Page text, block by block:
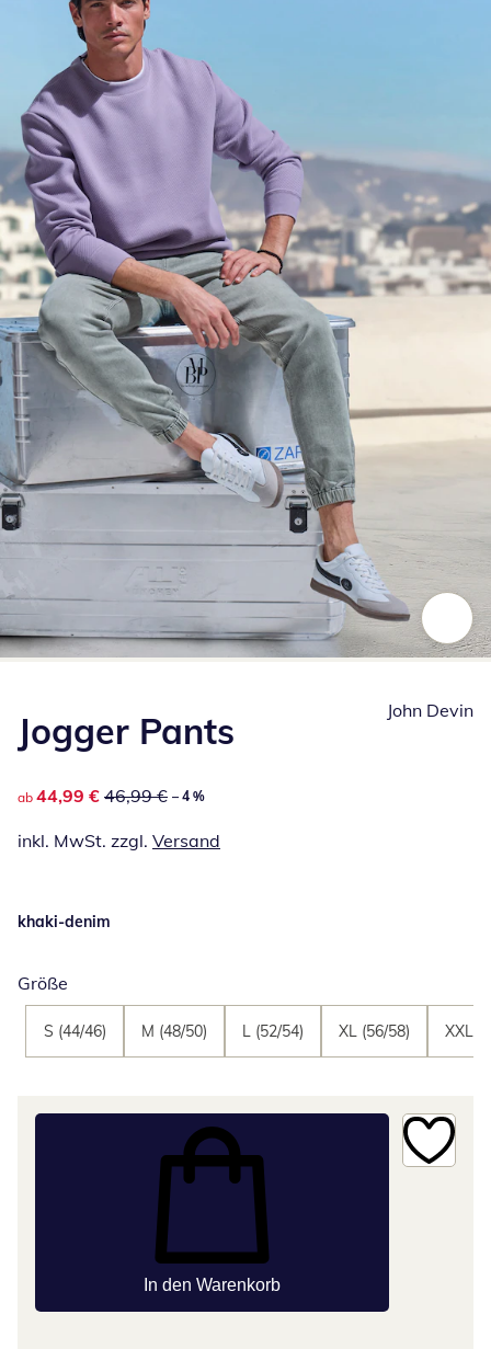
Jogger Pants
reduzierter Preis 44,99 €, vorheriger Preis: 46,99 €
ab 44,99 € 46,99 € – 4 %
inkl. MwSt. zzgl. Versand
John Devin
khaki-denim
Größe
S (44/46) M (48/50) L (52/54) XL (56/58) XXL
In den Warenkorb